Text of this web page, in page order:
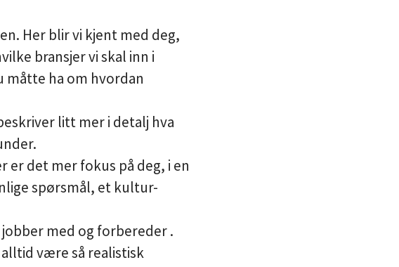
Her blir vi kjent med deg,
bransjer vi skal inn i
måtte ha om hvordan
litt mer i detalj hva
det mer fokus på deg, i en
spørsmål, et kultur-
jobber med og forbereder .
være så realistisk